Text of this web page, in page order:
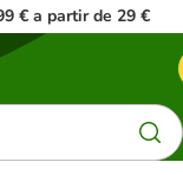
€ a partir de 29 €